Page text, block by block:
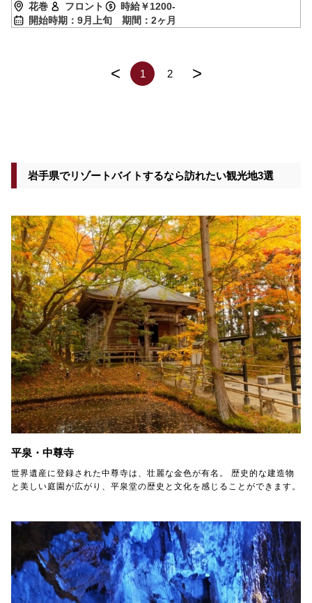
花巻 フロント
時給￥1200-
開始時期：9月上旬 期間：2ヶ月
< 1 2 >
岩手県でリゾートバイトするなら訪れたい観光地3選
平泉・中尊寺
世界遺産に登録された中尊寺は、壮麗な金色が有名。 歴史的な建造物
と美しい庭園が広がり、平泉堂の歴史と文化を感じることができます。